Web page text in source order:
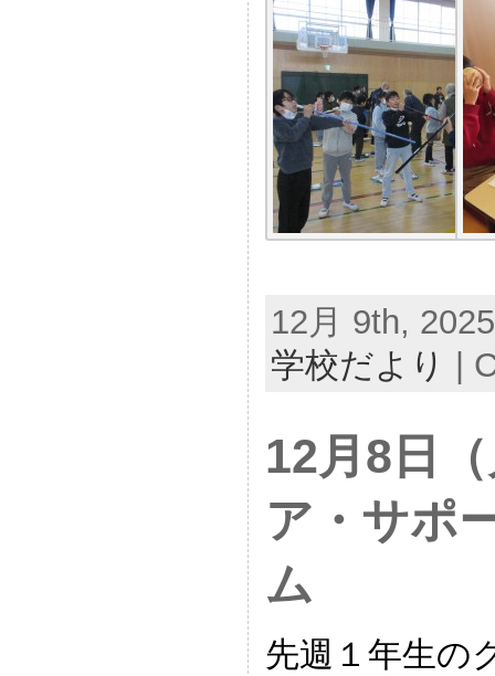
12月 9th,
学校だより
12月8日
ア・サポ
ム
先週１年生の